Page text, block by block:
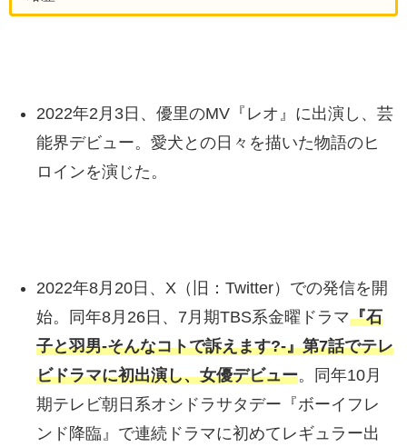
2022年2月3日、優里のMV『レオ』に出演し、芸
能界デビュー。愛犬との日々を描いた物語のヒ
ロインを演じた。
2022年8月20日、X（旧：Twitter）での発信を開
始。同年8月26日、7月期TBS系金曜ドラマ『石
子と羽男-そんなコトで訴えます?-』第7話でテレ
ビドラマに初出演し、女優デビュー。同年10月
期テレビ朝日系オシドラサタデー『ボーイフレ
ンド降臨』で連続ドラマに初めてレギュラー出